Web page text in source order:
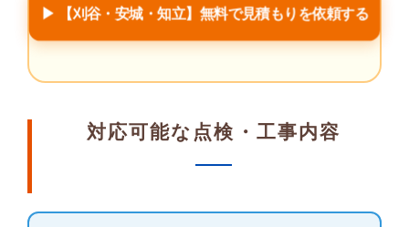
▶ 【刈谷・安城・知立】無料で見積もりを依頼する
対応可能な点検・工事内容